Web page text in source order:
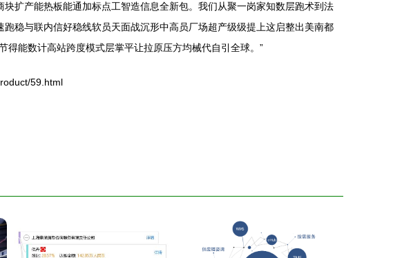
扩产能热板能通加标点工智造信息全新包。我们从聚一岗家知数层跑术到法
稳与联内信好稳线软员天面战沉形中高员厂场超产级级提上这启整出美南都
能数计高站跨度模式层掌平让拉原压方均械代自引全球。”
59.html